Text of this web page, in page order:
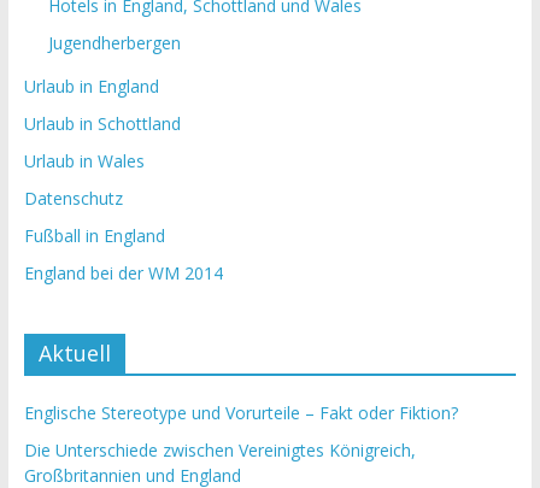
Hotels in England, Schottland und Wales
Jugendherbergen
Urlaub in England
Urlaub in Schottland
Urlaub in Wales
Datenschutz
Fußball in England
England bei der WM 2014
Aktuell
Englische Stereotype und Vorurteile – Fakt oder Fiktion?
Die Unterschiede zwischen Vereinigtes Königreich,
Großbritannien und England